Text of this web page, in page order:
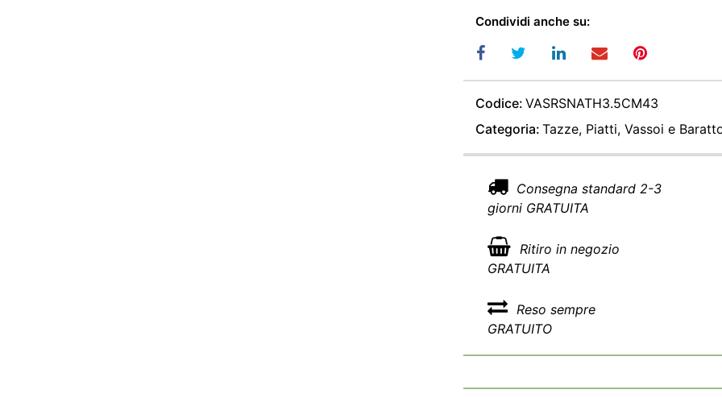
Condividi anche su:
Codice: VASRSNATH3.5CM43
Categoria: Tazze, Piatti, Vassoi e
Consegna standard 2-3
giorni GRATUITA
Ritiro in negozio
GRATUITA
Reso sempre
GRATUITO